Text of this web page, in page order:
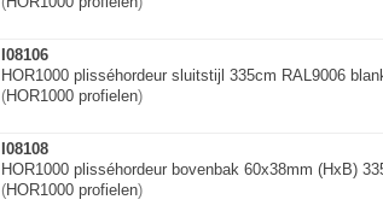
I08106
HOR1000 plisséhordeur sluitstijl 335cm RAL9006
(HOR1000 profielen)
I08108
HOR1000 plisséhordeur bovenbak 60x38mm (HxB)
(HOR1000 profielen)